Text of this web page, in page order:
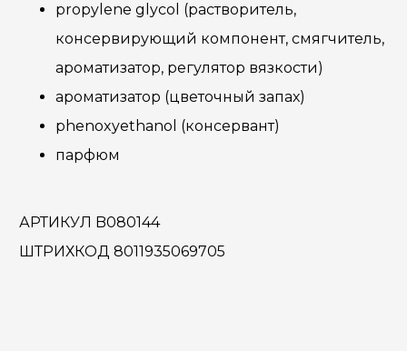
propylene glycol (растворитель,
консервирующий компонент, смягчитель,
ароматизатор, регулятор вязкости)
ароматизатор (цветочный запах)
phenoxyethanol (консервант)
парфюм
АРТИКУЛ B080144
ШТРИХКОД 8011935069705